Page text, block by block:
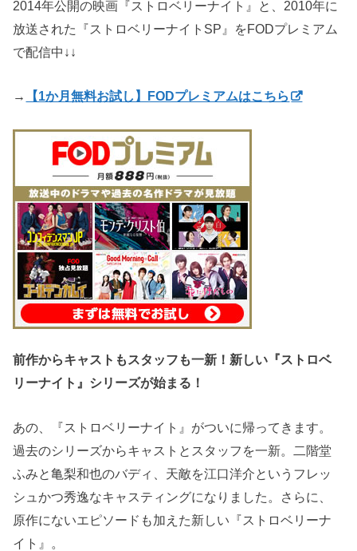
2014年公開の映画『ストロベリーナイト』と、2010年に
放送された『ストロベリーナイトSP』をFODプレミアム
で配信中↓↓
→ 【1か月無料お試し】FODプレミアムはこちら
前作からキャストもスタッフも一新！新しい『ストロベ
リーナイト』シリーズが始まる！
あの、『ストロベリーナイト』がついに帰ってきます。
過去のシリーズからキャストとスタッフを一新。二階堂
ふみと亀梨和也のバディ、天敵を江口洋介というフレッ
シュかつ秀逸なキャスティングになりました。さらに、
原作にないエピソードも加えた新しい『ストロベリーナ
イト』。